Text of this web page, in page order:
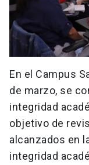
En el Campus
de marzo, se
integridad
objetivo de
alcanzados en
integridad